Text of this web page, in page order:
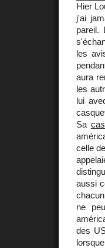
Hier
j'ai
pareil.
les
aura
les
lui
Sa
celle
aussi
ne
des